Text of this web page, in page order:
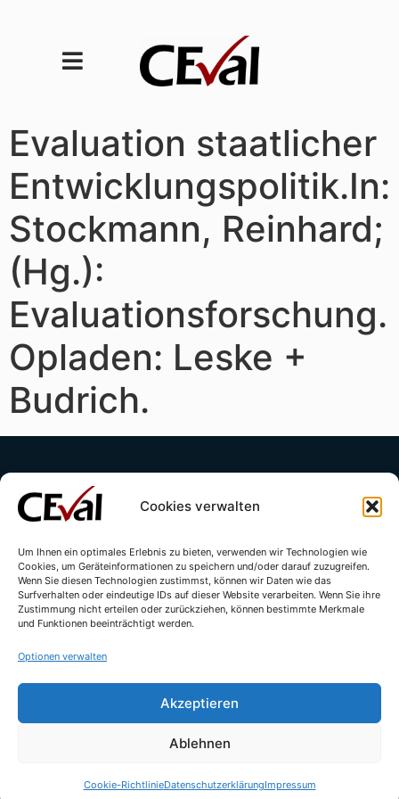
Cookies verwalten
Um Ihnen ein optimales Erlebnis zu bieten, verwenden wir Technologien wie
Cookies, um Geräteinformationen zu speichern und/oder darauf zuzugreifen.
Wenn Sie diesen Technologien zustimmst, können wir Daten wie das
Surfverhalten oder eindeutige IDs auf dieser Website verarbeiten. Wenn Sie ihre
Zustimmung nicht erteilen oder zurückziehen, können bestimmte Merkmale
und Funktionen beeinträchtigt werden.
Optionen verwalten
Akzeptieren
Ablehnen
Cookie-RichtlinieDatenschutzerklärungImpressum
Evaluation staatlicher
Entwicklungspolitik.In:
Stockmann, Reinhard;
(Hg.):
Evaluationsforschung.
Opladen: Leske +
Budrich.
Kontakt Impressum Datenschutzerklärung
Cookie-Richtlinie (EU)